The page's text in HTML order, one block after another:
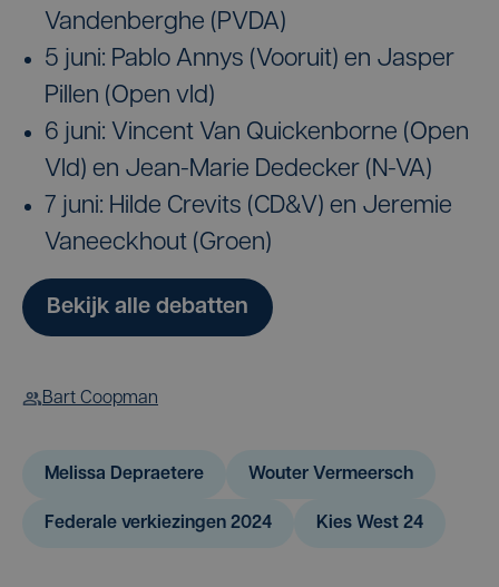
Vandenberghe (PVDA)
5 juni: Pablo Annys (Vooruit) en Jasper
Pillen (Open vld)
6 juni: Vincent Van Quickenborne (Open
Vld) en Jean-Marie Dedecker (N-VA)
7 juni: Hilde Crevits (CD&V) en Jeremie
Vaneeckhout (Groen)
Bekijk alle debatten
Bart Coopman
Melissa Depraetere Wouter Vermeersch
Federale verkiezingen 2024 Kies West 24